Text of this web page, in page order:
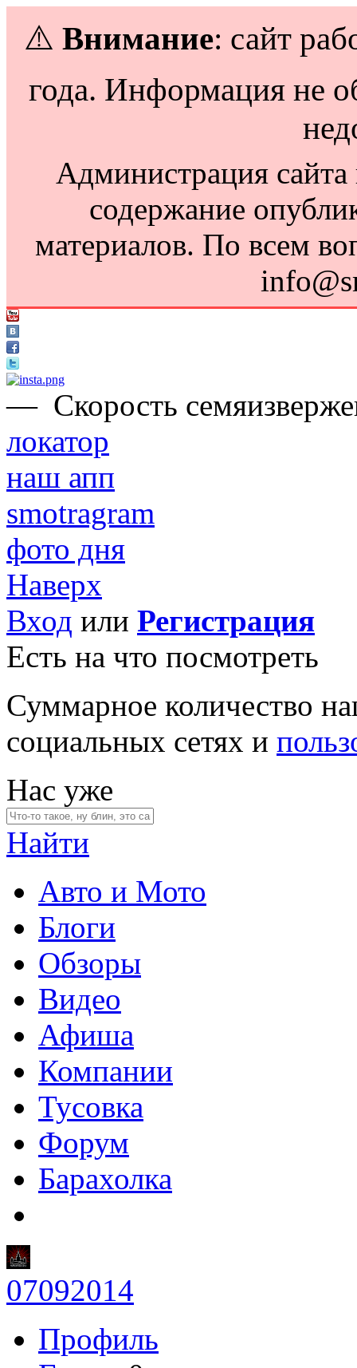
⚠️ Внимание: сайт
года. Информация не
Администрация сайта
содержание
материалов. По всем
— Скорость
локатор
наш апп
smotragram
фото дня
Наверх
Вход или Регистрация
Есть на что посмотреть
Суммарное количество
социальных сетях и
Нас уже
Найти
Авто и Мото
Блоги
Обзоры
Видео
Афиша
Компании
Тусовка
Форум
Барахолка
07092014
Профиль